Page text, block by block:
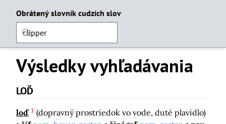
Obrátený slovník cudzích slov
Výsledky vyhľadávania
LOĎ
loď 1 (dopravný prostriedok vo vode, duté plavidlo)